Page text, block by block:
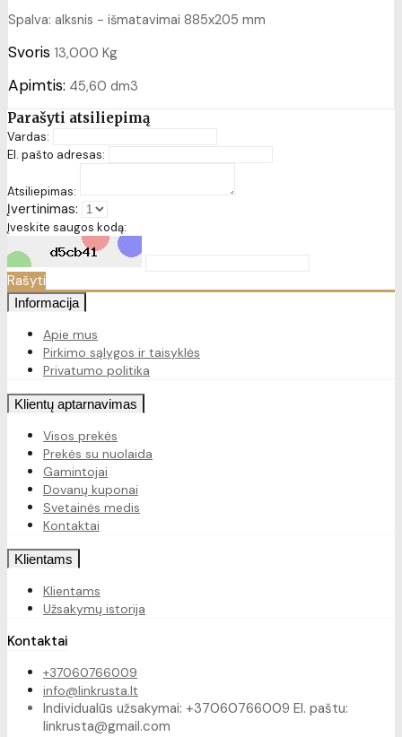
Spalva: alksnis - išmatavimai 885x205 mm
Svoris 13,000 Kg
Apimtis: 45,60 dm3
Parašyti atsiliepimą
Vardas:
El. pašto adresas:
Atsiliepimas:
Įvertinimas:
Įveskite saugos kodą:
Rašyti
Informacija
Apie mus
Pirkimo sąlygos ir taisyklės
Privatumo politika
Klientų aptarnavimas
Visos prekės
Prekės su nuolaida
Gamintojai
Dovanų kuponai
Svetainės medis
Kontaktai
Klientams
Klientams
Užsakymų istorija
Kontaktai
+37060766009
info@linkrusta.lt
Individualūs užsakymai: +37060766009 El. paštu:
linkrusta@gmail.com